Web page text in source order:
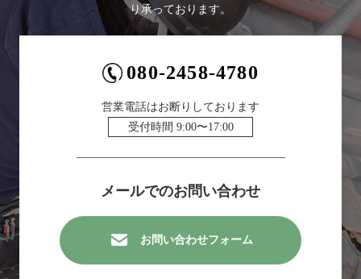
り承っております。
080-2458-4780
営業電話はお断りしております
受付時間 9:00〜17:00
メールでのお問い合わせ
お問い合わせフォーム